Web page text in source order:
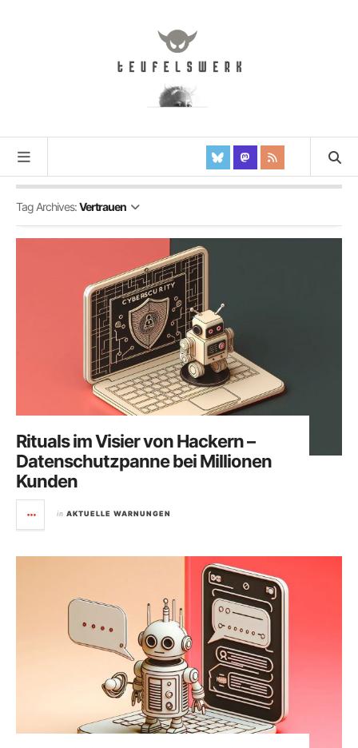
Tag Archives:Vertrauen
Rituals im Visier von Hackern –
Datenschutzpanne bei Millionen
Kunden
in AKTUELLE WARNUNGEN